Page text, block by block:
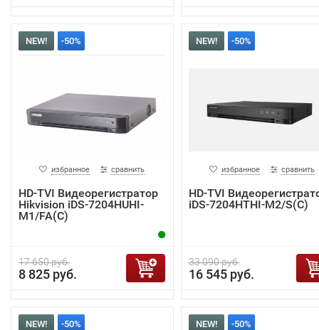
NEW! -50%
избранное сравнить
HD-TVI Видеорегистратор
Hikvision iDS-7204HUHI-
M1/FA(C)
17 650 руб.
8 825 руб.
NEW! -50%
избранное сравнить
HD-TVI
iDS-7204HTHI-M2/S(C)
33 090 руб.
16 545 руб.
NEW! -50% NEW! -50%